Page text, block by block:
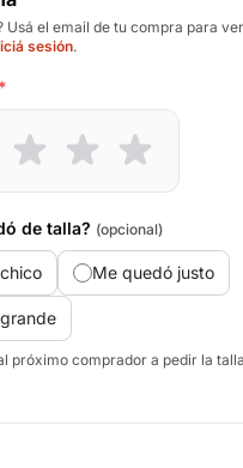
Usá el email de tu compra para
sesión.
*
de talla? (opcional)
Me quedó justo
próximo comprador a pedir la